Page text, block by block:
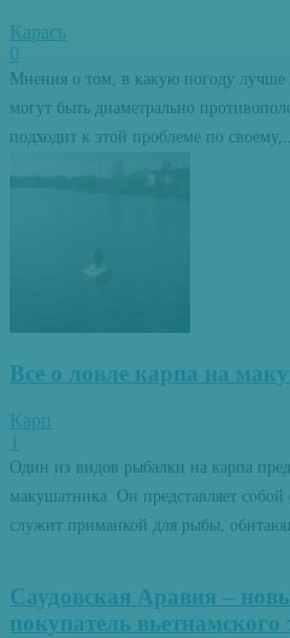
Карась
0
Мнения о том, в какую погоду лучше
могут быть диаметрально
подходит к этой проблеме по
Все о ловле карпа на
Карп
1
Один из видов рыбалки на карпа
макушатника. Он представляет
служит приманкой для рыбы,
Саудовская Аравия –
покупатель вьетнамского